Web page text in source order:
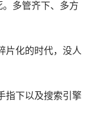
多管齐下、多方
片化的时代，没人
指下以及搜索引擎